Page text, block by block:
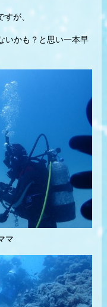
が、
いかも？と思い一本早
マ